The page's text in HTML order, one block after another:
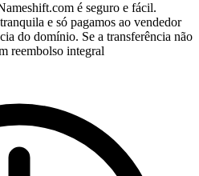
é seguro e fácil.
e só pagamos ao vendedor
do domínio. Se a transferência não
reembolso integral